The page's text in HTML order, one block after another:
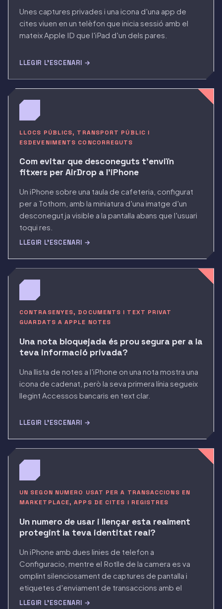
Unes captures privades i una icona d'una app de
cites viuen en un telèfon que inicia sessió amb el
mateix Apple ID que l'iPad d'un dels pares.
LLEGIR L'ESCENARI →
LLOCS PÚBLICS, TRANSPORT PÚBLIC I
ESDEVENIMENTS CONCORREGUTS
Com evitar que desconeguts t'enviïn
fitxers per AirDrop a l'iPhone
Un iPhone sobre una taula de cafeteria, configurat
per a Tothom, amb la miniatura d'una imatge d'un
desconegut ja visible a la pantalla abans que l'usuari
toqui res.
LLEGIR L'ESCENARI →
CONTRASENYES, DOCUMENTS I TEXT PRIVAT
GUARDATS A APPLE NOTES
Una nota bloquejada és prou segura per a la
teva informació privada?
Una llista de notes a l'iPhone on una nota mostra una
icona de cadenat, però la seva primera línia segueix
llegint Accessos bancaris en text clar.
LLEGIR L'ESCENARI →
UN SEGON NUMERO USAT PER A TRANSACCIONS EN
MARKETPLACE, APPS DE CITES I REGISTRES
Un numero de usar i llençar esta realment
protegint la teva identitat real?
Un iPhone amb dues linies de telefon a
Configuracio, mentre el Rotlle de la camera es va
omplint silenciosament de captures de pantalla i
etiquetes d'enviament de transaccions amb el
numero de usar i llençar.
LLEGIR L'ESCENARI →